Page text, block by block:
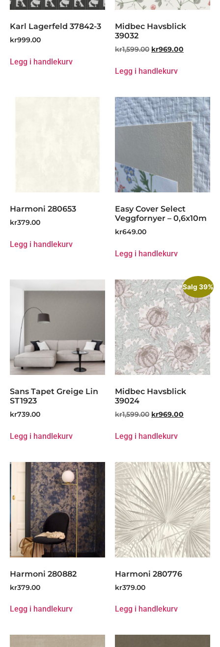
Karl Lagerfeld 37842-3
kr999.00
Legg i handlekurv
Midbec Havsblick
39032
kr1,599.00 kr969.00
Legg i handlekurv
Harmoni 280653
kr379.00
Legg i handlekurv
Easy Cover Select
Veggfornyer – 0,6x10m
kr649.00
Legg i handlekurv
Sans Tapet Greige Lin
ST1923
kr739.00
Legg i handlekurv
Salg 39%
Midbec Havsblick
39024
kr1,599.00 kr969.00
Legg i handlekurv
Harmoni 280882
kr379.00
Legg i handlekurv
Harmoni 280776
kr379.00
Legg i handlekurv